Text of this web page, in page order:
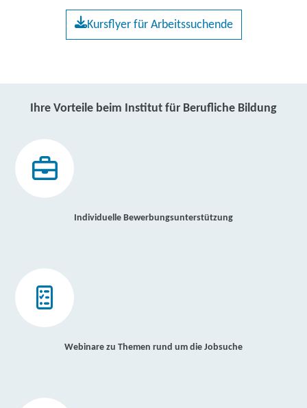
Kursflyer für Arbeitssuchende
Ihre Vorteile beim Institut für Berufliche Bildung
Individuelle Bewerbungsunterstützung
Webinare zu Themen rund um die Jobsuche